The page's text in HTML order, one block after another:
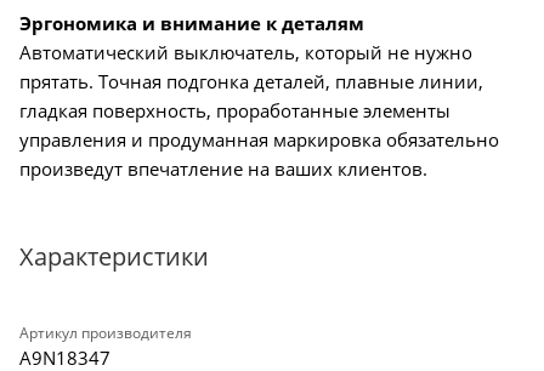
Эргономика и внимание к деталям
Автоматический выключатель, который не нужно
прятать. Точная подгонка деталей, плавные линии,
гладкая поверхность, проработанные элементы
управления и продуманная маркировка обязательно
произведут впечатление на ваших клиентов.
Характеристики
Артикул производителя
A9N18347